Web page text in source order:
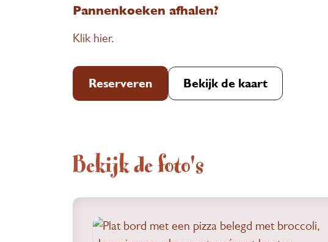
Pannenkoeken afhalen?
Klik hier.
Reserveren Bekijk de kaart
Bekijk de foto's